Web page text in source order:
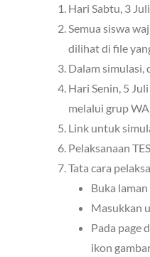
Hari Sabtu, 3
Semua siswa
dilihat di file
Dalam simulasi,
Hari Senin, 5
melalui grup
Link untuk
Pelaksanaan
Tata cara
Buka
Masukkan
Pada page
ikon